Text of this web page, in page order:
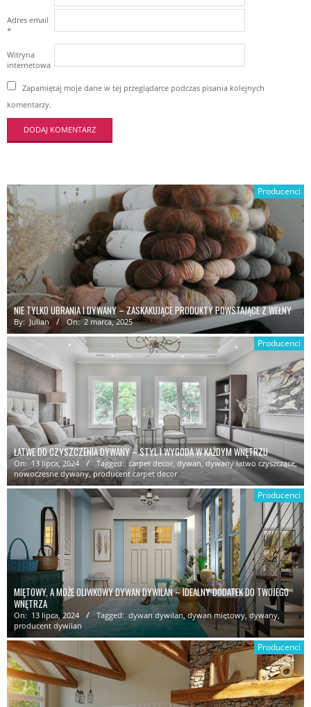
Adres email
*
Witryna
internetowa
Zapamiętaj moje dane w tej przeglądarce podczas pisania kolejnych
komentarzy.
Producenci
NIE TYLKO UBRANIA I DYWANY – ZASKAKUJĄCE PRODUKTY POWSTAJĄCE Z WEŁNY
By: Julian On: 2 marca, 2025
Producenci
ŁATWE DO CZYSZCZENIA DYWANY – STYL I WYGODA W KAŻDYM WNĘTRZU
On: 13 lipca, 2024 Tagged: carpet decor, dywan dywany łatwo czyszczące,
nowoczesne dywany,producent carpet decor
Producenci
MIĘTOWY, A MOŻE OLIWKOWY DYWAN DYWILAN – IDEALNY DODATEK DO TWOJEGO
WNĘTRZA
On: 13 lipca, 2024 Tagged: dywan dywilan,dywan miętowy,dywany
producent dywilan
Producenci